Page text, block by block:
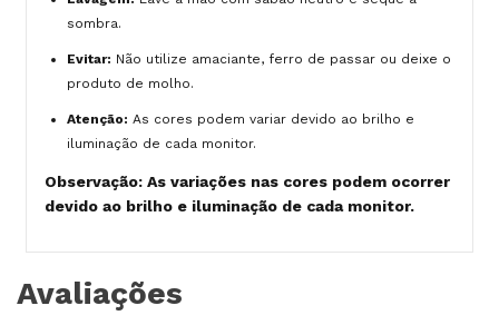
sombra.
Evitar: Não utilize amaciante, ferro de passar ou deixe o
produto de molho.
Atenção: As cores podem variar devido ao brilho e
iluminação de cada monitor.
Observação: As variações nas cores podem ocorrer
devido ao brilho e iluminação de cada monitor.
Avaliações